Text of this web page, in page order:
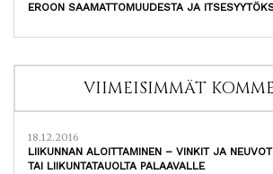
EROON SAAMATTOMUUDESTA JA
VIIMEISIMMÄT
18.12.2016
LIIKUNNAN ALOITTAMINEN – VINKIT JA
TAI LIIKUNTATAUOLTA PALAAVALLE